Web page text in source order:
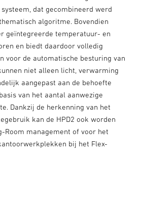
dat gecombineerd werd
algoritme. Bovendien
temperatuur- en
en biedt daardoor volledig
de automatische besturing van
niet alleen licht, verwarming
aangepast aan de behoefte
van het aantal aanwezige
Dankzij de herkenning van het
kan de HPD2 ook worden
management of voor het
bij het Flex-